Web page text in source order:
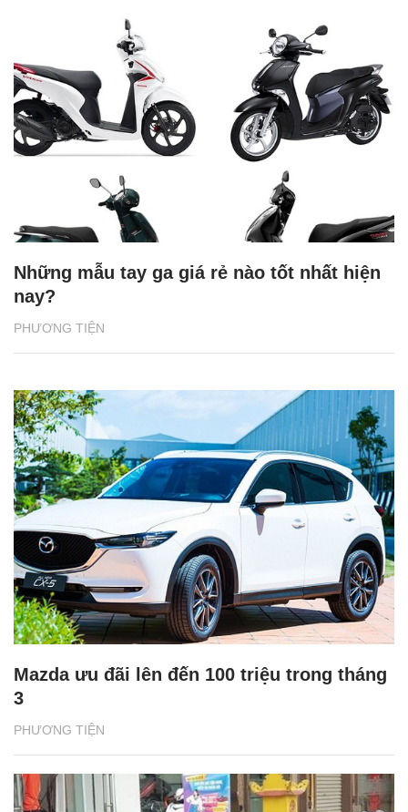
PHƯƠNG TIỆN
Những mẫu tay ga giá rẻ nào tốt nhất hiện
nay?
PHƯƠNG TIỆN
Mazda ưu đãi lên đến 100 triệu trong tháng
3